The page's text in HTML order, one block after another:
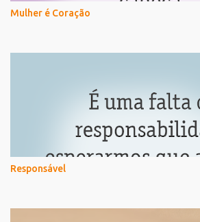
Mulher é Coração
Responsável